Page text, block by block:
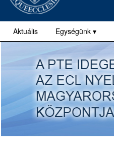
Aktuális Egységünk ▾